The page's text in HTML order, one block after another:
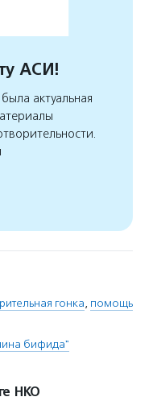
АСИ!
актуальная
гонка, помощь
бифида"
НКО